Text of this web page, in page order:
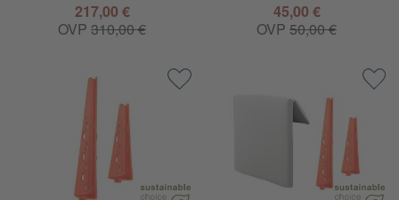
217,00 €
OVP310,00 €
45,00 €
OVP50,00 €